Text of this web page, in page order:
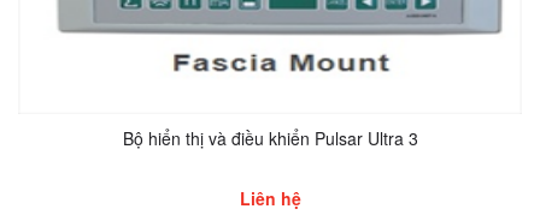
Bộ hiển thị và điều khiển Pulsar Ultra 3
Liên hệ